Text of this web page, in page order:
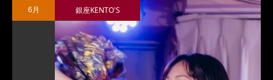
6月 銀座KENTO'S